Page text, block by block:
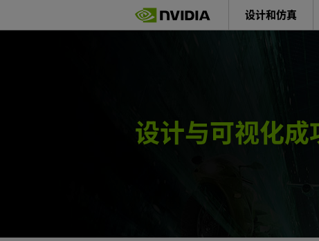
main
设计和仿真
设计与可视化成